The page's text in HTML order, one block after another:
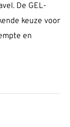
De GEL-
keuze voor
en